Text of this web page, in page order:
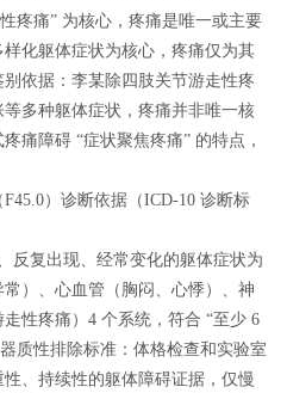
疼痛” 为核心，疼痛是唯一或主要
化躯体症状为核心，疼痛仅为其
依据：李某除四肢关节游走性疼
多种躯体症状，疼痛并非唯一核
痛障碍 “症状聚焦疼痛” 的特点，
） 诊断依据（ICD-10 诊断标
反复出现、经常变化的躯体症状为
）、心血管（胸闷、心悸）、神
性疼痛）4 个系统，符合 “至少 6
质性排除标准：体格检查和实验室
、持续性的躯体障碍证据，仅慢